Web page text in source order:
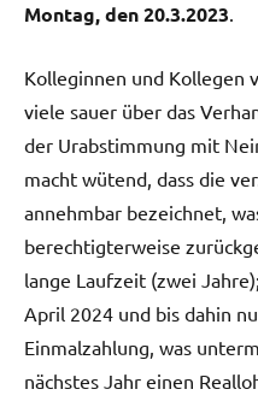
Montag, den 20.3.2023.
Kolleginnen und Kollegen
viele sauer über das
der Urabstimmung mit
macht wütend, dass die
annehmbar bezeichnet,
berechtigterweise
lange Laufzeit (zwei
April 2024 und bis dahin
Einmalzahlung, was
nächstes Jahr einen